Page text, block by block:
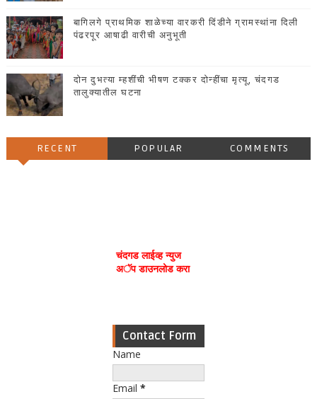
बागिलगे प्राथमिक शाळेच्या वारकरी दिंडीने ग्रामस्थांना दिली
पंढरपूर आषाढी वारीची अनुभूती
दोन दुभत्या म्हशींची भीषण टक्कर दोन्हींचा मृत्यू, चंदगड
तालुक्यातील घटना
RECENT POPULAR COMMENTS
चंदगड लाईव्ह न्युज
अॅप डाउनलोड करा
Contact Form
Name
Email *